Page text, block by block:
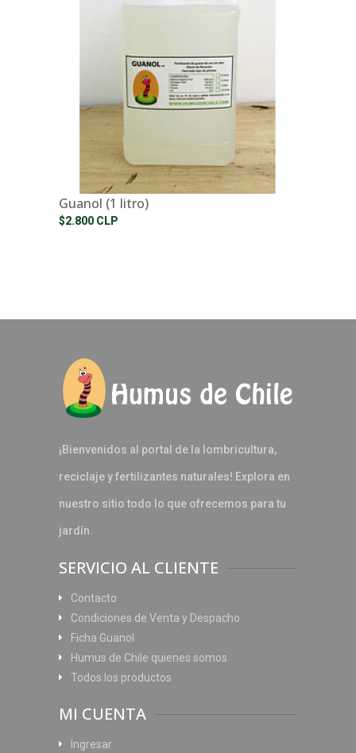
Guanol (1 litro)
$2.800 CLP
¡Bienvenidos al portal de la lombricultura,
reciclaje y fertilizantes naturales! Explora en
nuestro sitio todo lo que ofrecemos para tu
jardín.
SERVICIO AL CLIENTE
Contacto
Condiciones de Venta y Despacho
Ficha Guanol
Humus de Chile quienes somos
Todos los productos
MI CUENTA
Ingresar